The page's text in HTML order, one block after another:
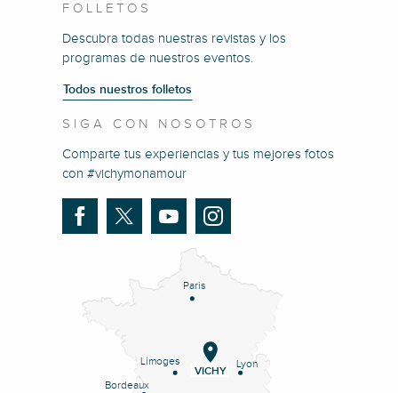
FOLLETOS
Descubra todas nuestras revistas y los
programas de nuestros eventos.
Todos nuestros folletos
SIGA CON NOSOTROS
Comparte tus experiencias y tus mejores fotos
con #vichymonamour
Paris
Lyon
Limoges
Bordeaux
VICHY